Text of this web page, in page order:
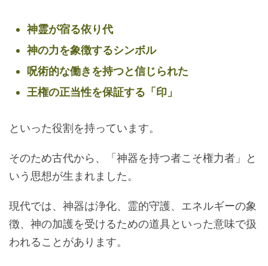
神霊が宿る依り代
神の力を象徴するシンボル
呪術的な働きを持つと信じられた
王権の正当性を保証する「印」
といった役割を持っています。
そのため古代から、「神器を持つ者こそ権力者」と
いう思想が生まれました。
現代では、神器は浄化、霊的守護、エネルギーの象
徴、神の加護を受けるための道具といった意味で扱
われることがあります。